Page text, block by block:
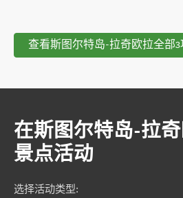
查看斯图尔特岛-拉奇欧拉全部3
在斯图尔特岛-拉
景点活动
选择活动类型: